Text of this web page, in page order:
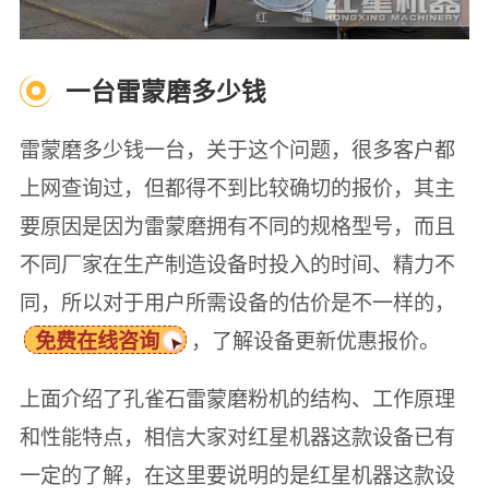
一台雷蒙磨多少钱
雷蒙磨多少钱一台，关于这个问题，很多客户都
上网查询过，但都得不到比较确切的报价，其主
要原因是因为雷蒙磨拥有不同的规格型号，而且
不同厂家在生产制造设备时投入的时间、精力不
同，所以对于用户所需设备的估价是不一样的，
免费在线咨询
，了解设备更新优惠报价。
上面介绍了孔雀石雷蒙磨粉机的结构、工作原理
和性能特点，相信大家对红星机器这款设备已有
一定的了解，在这里要说明的是红星机器这款设